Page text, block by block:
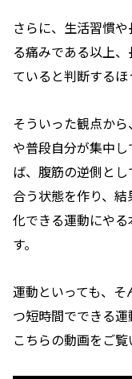
さらに、生活習慣
る痛みである以上
ていると判断するほ
そういった観点から、
や普段自分が集中
ば、腹筋の逆側と
合う状態を作り、
化できる運動にや
す。
運動といっても、
つ短時間でできる
こちらの動画をご覧